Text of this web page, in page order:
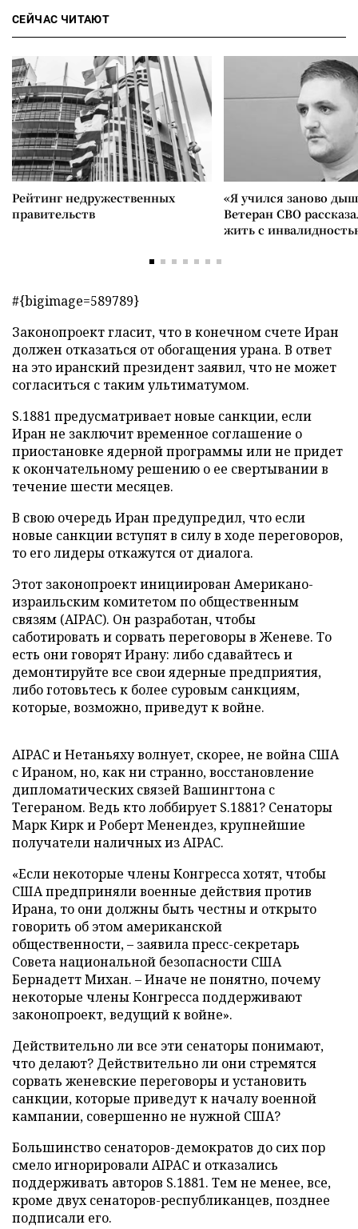
СЕЙЧАС ЧИТАЮТ
Рейтинг недружественных
правительств
«Я учился заново
Ветеран СВО
жить с
#{bigimage=589789}
Законопроект гласит, что в конечном cчете Иран
должен отказаться от обогащения урана. В ответ
на это иранский президент заявил, что не может
согласиться с таким ультиматумом.
S.1881 предусматривает новые санкции, если
Иран не заключит временное соглашение о
приостановке ядерной программы или не придет
к окончательному решению о ее свертывании в
течение шести месяцев.
В свою очередь Иран предупредил, что если
новые санкции вступят в силу в ходе переговоров,
то его лидеры откажутся от диалога.
Этот законопроект инициирован Американо-
израильским комитетом по общественным
связям (AIPAC). Он разработан, чтобы
саботировать и сорвать переговоры в Женеве. То
есть они говорят Ирану: либо сдавайтесь и
демонтируйте все свои ядерные предприятия,
либо готовьтесь к более суровым санкциям,
которые, возможно, приведут к войне.
AIPAC и Нетаньяху волнует, скорее, не война США
с Ираном, но, как ни странно, восстановление
дипломатических связей Вашингтона с
Тегераном. Ведь кто лоббирует S.1881? Сенаторы
Марк Кирк и Роберт Менендез, крупнейшие
получатели наличных из AIPAC.
«Если некоторые члены Конгресса хотят, чтобы
США предприняли военные действия против
Ирана, то они должны быть честны и открыто
говорить об этом американской
общественности, – заявила пресс-секретарь
Совета национальной безопасности США
Бернадетт Михан. – Иначе не понятно, почему
некоторые члены Конгресса поддерживают
законопроект, ведущий к войне».
Действительно ли все эти сенаторы понимают,
что делают? Действительно ли они стремятся
сорвать женевские переговоры и установить
санкции, которые приведут к началу военной
кампании, совершенно не нужной США?
Большинство сенаторов-демократов до сих пор
смело игнорировали AIPAC и отказались
поддерживать авторов S.1881. Тем не менее, все,
кроме двух сенаторов-республиканцев, позднее
подписали его.